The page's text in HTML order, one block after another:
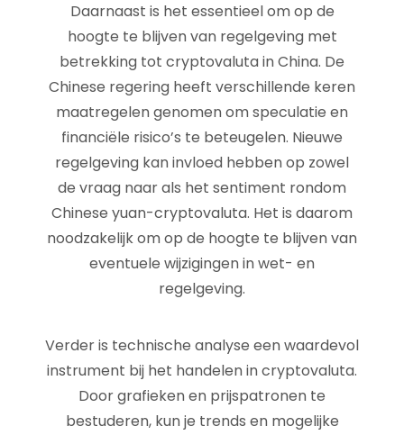
Daarnaast is het essentieel om op de
hoogte te blijven van regelgeving met
betrekking tot cryptovaluta in China. De
Chinese regering heeft verschillende keren
maatregelen genomen om speculatie en
financiële risico’s te beteugelen. Nieuwe
regelgeving kan invloed hebben op zowel
de vraag naar als het sentiment rondom
Chinese yuan-cryptovaluta. Het is daarom
noodzakelijk om op de hoogte te blijven van
eventuele wijzigingen in wet- en
regelgeving.
Verder is technische analyse een waardevol
instrument bij het handelen in cryptovaluta.
Door grafieken en prijspatronen te
bestuderen, kun je trends en mogelijke